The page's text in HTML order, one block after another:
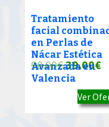
Tratamiento
facial
en Perlas de
Nácar Estética
Avanzada en
Valencia
90.00€El
precio
original
era:
39.00€El
es:
Ver